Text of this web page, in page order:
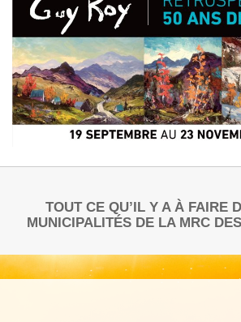
TOUT CE QU’IL Y A À FAIRE
MUNICIPALITÉS DE LA MRC